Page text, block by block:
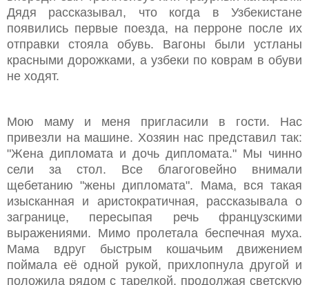
Дядя рассказывал, что когда в Узбекистане
появились первые поезда, на перроне после их
отправки стояла обувь. Вагоны были устланы
красными дорожками, а узбеки по коврам в обуви
не ходят.
Мою маму и меня пригласили в гости. Нас
привезли на машине. Хозяин нас представил так:
"Жена дипломата и дочь дипломата." Мы чинно
сели за стол. Все благоговейно внимали
щебетанию "жены дипломата". Мама, вся такая
изысканная и аристократичная, рассказывала о
загранице, пересыпая речь французскими
выражениями. Мимо пролетала беспечная муха.
Мама вдруг быстрым кошачьим движением
поймала её одной рукой, прихлопнула другой и
положила рядом с тарелкой, продолжая светскую